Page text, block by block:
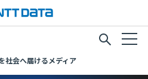
社会へ届けるメディア